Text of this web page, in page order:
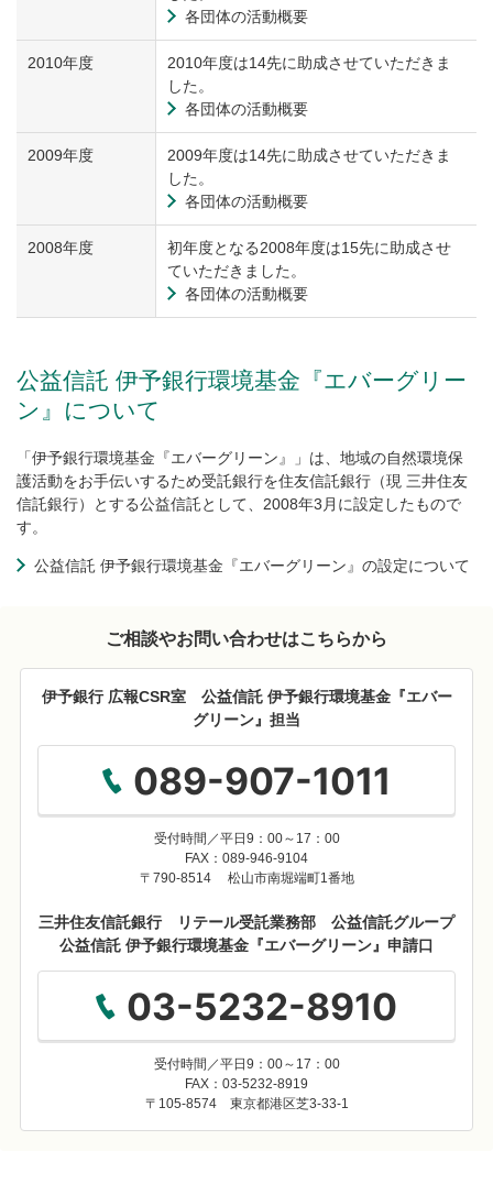
各団体の活動概要
2010年度
2010年度は14先に助成させていただきま
した。
各団体の活動概要
2009年度
2009年度は14先に助成させていただきま
した。
各団体の活動概要
2008年度
初年度となる2008年度は15先に助成させ
ていただきました。
各団体の活動概要
公益信託 伊予銀行環境基金『エバーグリー
ン』について
「伊予銀行環境基金『エバーグリーン』」は、地域の自然環境保
護活動をお手伝いするため受託銀行を住友信託銀行（現 三井住友
信託銀行）とする公益信託として、2008年3月に設定したもので
す。
公益信託 伊予銀行環境基金『エバーグリーン』の設定について
ご相談やお問い合わせはこちらから
伊予銀行 広報CSR室 公益信託 伊予銀行環境基金『エバー
グリーン』担当
089-907-1011
受付時間／平日9：00～17：00
FAX：089-946-9104
〒790-8514 松山市南堀端町1番地
三井住友信託銀行 リテール受託業務部 公益信託グループ
公益信託 伊予銀行環境基金『エバーグリーン』申請口
03-5232-8910
受付時間／平日9：00～17：00
FAX：03-5232-8919
〒105-8574 東京都港区芝3-33-1